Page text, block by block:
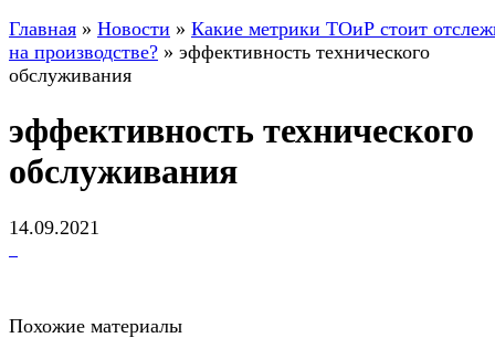
Главная » Новости » Какие метрики ТОиР стоит
на производстве? » эффективность технического
обслуживания
эффективность технического
обслуживания
14.09.2021
Похожие материалы